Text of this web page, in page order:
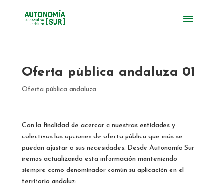
Oferta pública andaluza 01
Oferta pública andaluza
Con la finalidad de acercar a nuestras entidades y
colectivos las opciones de oferta pública que más se
puedan ajustar a sus necesidades. Desde Autonomía Sur
iremos actualizando esta información manteniendo
siempre como denominador común su aplicación en el
territorio andaluz: